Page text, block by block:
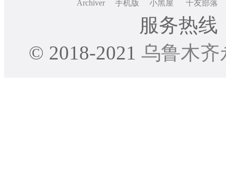
Archiver
手机版 小黑屋 千友部落
服务热线
© 2018-2021 乌鲁木齐